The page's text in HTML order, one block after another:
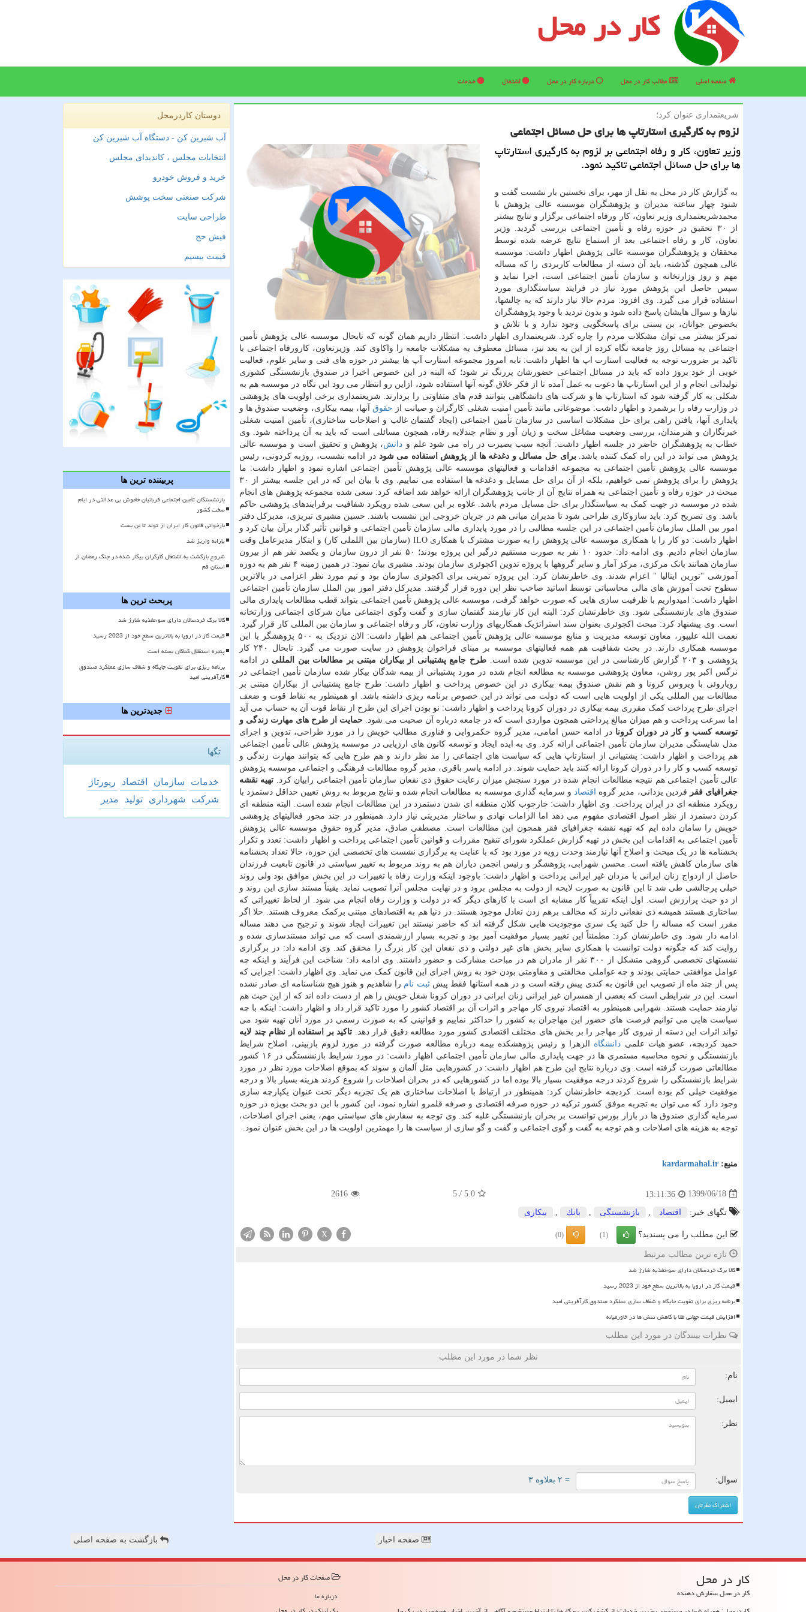
کار در محل
صفحه اصلی مطالب كار در محل درباره كار در محل اشتغال خدمات
شریعتمداری عنوان كرد؛
لزوم به كارگیری استارتاپ ها برای حل مسائل اجتماعی
وزیر تعاون، كار و رفاه اجتماعی بر لزوم به كارگیری استارتاپ
ها برای حل مسائل اجتماعی تاكید نمود.
به گزارش کار در محل به نقل از مهر، برای نخستین بار نشست گفت و
شنود چهار ساعته مدیران و پژوهشگران موسسه عالی پژوهش با
محمدشریعتمداری وزیر تعاون، کار ورفاه اجتماعی برگزار و نتایج بیشتر
از ۳۰ تحقیق در حوزه رفاه و تأمین اجتماعی بررسی گردید. وزیر
تعاون، کار و رفاه اجتماعی بعد از استماع نتایج عرضه شده توسط
محققان و پژوهشگران موسسه عالی پژوهش اظهار داشت: موسسه
عالی همچون گذشته، باید آن دسته از مطالعات کاربردی را که مساله
مهم و روز وزارتخانه و سازمان تأمین اجتماعی است، اجرا نماید و
سپس حاصل این پژوهش مورد نیاز در فرایند سیاستگذاری مورد
استفاده قرار می گیرد. وی افزود: مردم حالا نیاز دارند که به چالشها،
نیازها و سوال هایشان پاسخ داده شود و بدون تردید با وجود پژوهشگران
بخصوص جوانان، بن بستی برای پاسخگویی وجود ندارد و با تلاش و
تمرکز بیشتر می توان مشکلات مردم را چاره کرد. شریعتمداری اظهار داشت: انتظار داریم همان گونه که تابحال موسسه عالی پژوهش تأمین
اجتماعی به مسائل روز جامعه نگاه کرده از این به بعد نیز، مسائل معطوف به مشکلات جامعه را واکاوی کند. وزیرتعاون، کارورفاه اجتماعی با
تاکید بر ضرورت توجه به فعالیت استارت اپ ها اظهار داشت: تابه امروز مجموعه استارت آپ ها بیشتر در حوزه های فنی و سایر علوم، فعالیت
خوبی از خود بروز داده که باید در مسائل اجتماعی حضورشان پررنگ تر شود؛ که البته در این خصوص اخیرا در صندوق بازنشستگی کشوری
تولیداتی انجام و از این استارتاپ ها دعوت به عمل آمده تا از فکر خلاق گونه آنها استفاده شود، ازاین رو انتظار می رود این نگاه در موسسه هم به
شکلی به کار گرفته شود که استارتاپ ها و شرکت های دانشگاهی بتوانند قدم های متفاوتی را بردارند. شریعتمداری برخی اولویت های پژوهشی
در وزارت رفاه را برشمرد و اظهار داشت: موضوعاتی مانند تأمین امنیت شغلی کارگران و صیانت از حقوق آنها، بیمه بیکاری، وضعیت صندوق ها و
پایداری آنها، یافتن راهی برای حل مشکلات اساسی در سازمان تأمین اجتماعی (ایجاد گفتمان غالب و اصلاحات ساختاری)، تأمین امنیت شغلی
خبرنگاران و هنرمندان، بررسی وضعیت مشاغل سخت و زیان آور و نظام چندلایه رفاه، همچون مسائلی است که باید به آن پرداخته شود. وی
خطاب به پژوهشگران حاضر در جلسه اظهار داشت: آنچه سبب بصیرت در راه می شود علم و دانش، پژوهش و تحقیق است و موسسه عالی
پژوهش می تواند در این راه کمک کننده باشد.برای حل مسائل و دغدغه ها از پژوهش استفاده می شود در ادامه نشست، روزبه کردونی، رئیس
موسسه عالی پژوهش تأمین اجتماعی به مجموعه اقدامات و فعالیتهای موسسه عالی پژوهش تأمین اجتماعی اشاره نمود و اظهار داشت: ما
پژوهش را برای پژوهش نمی خواهیم، بلکه از آن برای حل مسایل و دغدغه ها استفاده می نماییم. وی با بیان این که در این جلسه بیشتر از ۳۰
مبحث در حوزه رفاه و تأمین اجتماعی به همراه نتایج آن از جانب پژوهشگران ارائه خواهد شد اضافه کرد: سعی شده مجموعه پژوهش های انجام
شده در موسسه در جهت کمک به سیاستگذار برای حل مسایل مردم باشد. علاوه بر این سعی شده رویکرد شفافیت برفرایندهای پژوهشی حاکم
باشد. وی تصریح کرد: باید سازوکاری طراحی شود تا مدیران میانی هم در جریان خروجی این نشست باشند. حسین مشیری تبریزی، مدیرکل دفتر
امور بین الملل سازمان تأمین اجتماعی در این جلسه مطالبی را در مورد پایداری مالی سازمان تأمین اجتماعی و قوانین تأثیر گذار برآن بیان کرد و
اظهار داشت: دو کار را با همکاری موسسه عالی پژوهش را به صورت مشترک با همکاری ILO (سازمان بین اللملی کار) و ابتکار مدیرعامل وقت
سازمان انجام دادیم. وی ادامه داد: حدود ۱۰ نفر به صورت مستقیم درگیر این پروژه بودند؛ ۵۰ نفر از درون سازمان و یکصد نفر هم از بیرون
سازمان همانند بانک مرکزی، مرکز آمار و سایر گروهها با پروژه تدوین اکچوئری سازمان بودند. مشیری بیان نمود: در همین زمینه ۴ نفر هم به دوره
آموزشی "تورین ایتالیا " اعزام شدند. وی خاطرنشان کرد: این پروژه تمرینی برای اکچوئری سازمان بود و تیم مورد نظر اعزامی در بالاترین
سطوح تحت آموزش های مالی محاسباتی توسط اساتید صاحب نظر این دوره قرار گرفتند. مدیرکل دفتر امور بین الملل سازمان تأمین اجتماعی
اظهار داشت: امیدواریم با ظرفیت سازی هایی که صورت خواهد گرفت، موسسه عالی پژوهش تأمین اجتماعی بتواند قطب مطالعات پایداری مالی
صندوق های بازنشستگی شود. وی خاطرنشان کرد: البته این کار نیازمند گفتمان سازی و گفت وگوی اجتماعی میان شرکای اجتماعی وزارتخانه
است. وی پیشنهاد کرد: مبحث اکچوئری بعنوان سند استراتژیک همکاریهای وزارت تعاون، کار و رفاه اجتماعی و سازمان بین المللی کار قرار گیرد.
نعمت الله علیپور، معاون توسعه مدیریت و منابع موسسه عالی پژوهش تأمین اجتماعی هم اظهار داشت: الان نزدیک به ۵۰۰ پژوهشگر با این
موسسه همکاری دارند. در بحث شفافیت هم همه فعالیتهای موسسه بر مبنای فراخوان پژوهش در سایت صورت می گیرد. تابحال ۲۴۰ کار
پژوهشی و ۲۰۳ گزارش کارشناسی در این موسسه تدوین شده است.
طرح جامع پشتیبانی از بیکاران مبتنی بر مطالعات بین المللی در ادامه
نرگس اکبر پور روشن، معاون پژوهشی موسسه به مطالعه انجام شده در مورد پشتیبانی از بیمه شدگان بیکار شده سازمان تأمین اجتماعی در
رویاروئی با ویروس کرونا و هم نقش صندوق بیمه بیکاری در این خصوص پرداخت و اظهار داشت: طرح جامع پشتیبانی از بیکاران مبتنی بر
مطالعات بین المللی یکی از اولویت هایی است که دولت می تواند در این خصوص برنامه ریزی داشته باشد. او همینطور به نقاط قوت و ضعف
اجرای طرح پرداخت کمک مقرری بیمه بیکاری در دوران کرونا پرداخت و اظهار داشت: نو بودن اجرای این طرح از نقاط قوت آن به حساب می آید
اما سرعت پرداخت و هم میزان مبالغ پرداختی همچون مواردی است که در جامعه درباره آن صحبت می شود. حمایت از طرح های مهارت زندگی و
توسعه کسب و کار در دوران کرونا در ادامه حسن امامی، مدیر گروه حکمروایی و فناوری مطالب خویش را در مورد طراحی، تدوین و اجرای
مدل شایستگی مدیران سازمان تأمین اجتماعی ارائه کرد. وی به ایده ایجاد و توسعه کانون های ارزیابی در موسسه پژوهش عالی تأمین اجتماعی
هم پرداخت و اظهار داشت: پشتیبانی از استارتاپ هایی که سیاست های اجتماعی را مد نظر دارند و هم طرح هایی که بتوانند مهارت زندگی و
توسعه کسب و کار را در دوران کرونا ارائه کنند باید حمایت شوند. در ادامه یاسر باقری، مدیر گروه مطالعات فرهنگی و اجتماعی موسسه پژوهش
عالی تأمین اجتماعی هم نتیجه مطالعات انجام شده در مورد سنجش میزان رعایت حقوق ذی نفعان سازمان تأمین اجتماعی رابیان کرد. تهیه نقشه
جغرافیای فقر فردین یزدانی، مدیر گروه اقتصادو سرمایه گذاری موسسه به مطالعات انجام شده و نتایج مربوط به روش تعیین حداقل دستمزد با
رویکرد منطقه ای در ایران پرداخت. وی اظهار داشت: چارچوب کلان منطقه ای شدن دستمزد در این مطالعات انجام شده است. البته منطقه ای
کردن دستمزد از نظر اصول اقتصادی مفهوم می دهد اما الزامات نهادی و ساختار مدیریتی نیاز دارد. همینطور در چند محور فعالیتهای پژوهشی
خویش را سامان داده ایم که تهیه نقشه جغرافیای فقر همچون این مطالعات است. مصطفی صادق، مدیر گروه حقوق موسسه عالی پژوهش
تأمین اجتماعی به اقدامات این بخش در تهیه گزارش عملکرد شورای تنقیح مقررات و قوانین تأمین اجتماعی پرداخت و اظهار داشت: تعدد و تکرار
بخشنامه ها در یک مبحث و اصلاح آنها نیازمند وحدت رویه در مورد بود که با عنایت به برگزاری نشست های تخصصی این حوزه، حالا تعداد بخشنامه
های سازمان کاهش یافته است. محسن شهرابی، پژوهشگر و رئیس انجمن دیاران هم به روند مربوط به تغییر سیاستی در قانون تابعیت فرزندان
حاصل از ازدواج زنان ایرانی با مردان غیر ایرانی پرداخت و اظهار داشت: باوجود اینکه وزارت رفاه با تغییرات در این بخش موافق بود ولی روند
خیلی پرچالشی طی شد تا این قانون به صورت لایحه از دولت به مجلس برود و در نهایت مجلس آنرا تصویب نماید. یقیناً مستند سازی این روند و
از دو حیث پرارزش است. اول اینکه تقریباً کار مشابه ای است با کارهای دیگر که در دولت و وزارت رفاه انجام می شود. از لحاظ تغییراتی که
ساختاری هستند همیشه ذی نفعانی دارند که مخالف برهم زدن تعادل موجود هستند. در دنیا هم به اقتصادهای مبتنی برکمک معروف هستند. حلا اگر
مقرر است که مساله را حل کنید یک سری موجودیت هایی شکل گرفته اند که حاضر نیستند این تغییرات ایجاد شوند و ترجیح می دهند مساله
ادامه دار شود. وی خاطرنشان کرد: مطمئناً این تغییر بسیار موفقیت آمیز بود و تجربه بسیار ارزشمندی است که می تواند مستندسازی شده و
روایت کند که چگونه دولت توانست با همکاری سایر بخش های غیر دولتی و ذی نفعان این کار بزرگ را محقق کند. وی ادامه داد: در برگزاری
نشستهای تخصصی گروهی متشکل از ۳۰۰ نفر از مادران هم در مباحث مشارکت و حضور داشتند. وی ادامه داد: شناخت این فرآیند و اینکه چه
عوامل موافقتی حمایتی بودند و چه عواملی مخالفتی و مقاومتی بودن خود به روش اجرای این قانون کمک می نماید. وی اظهار داشت: اجرایی که
پس از چند ماه از تصویب این قانون به کندی پیش رفته است و در همه استانها فقط پیشثبت نام را شاهدیم و هنوز هیچ شناسنامه ای صادر نشده
است. این در شرایطی است که بعضی از همسران غیر ایرانی زنان ایرانی در دوران کرونا شغل خویش را هم از دست داده اند که از این حیث هم
نیازمند حمایت هستند. شهرابی همینطور به اقتصاد نیروی کار مهاجر و اثرات آن بر اقتصاد کشور را مورد تاکید قرار داد و اظهار داشت: اینکه با چه
سیاست هایی می توانیم فرصت های حضور این مهاجران به کشور را حداکثر نماییم و قوانینی که به صورت رسمی در مورد آنان تهیه شود می
تواند اثرات این دسته از نیروی کار مهاجر را بر بخش های مختلف اقتصادی کشور مورد مطالعه دقیق قرار دهد. تاکید بر استفاده از نظام چند لایه
حمید کردبچه، عضو هیات علمی دانشگاه الزهرا و رئیس پژوهشکده بیمه درباره مطالعه صورت گرفته در مورد لزوم بازبینی، اصلاح شرایط
بازنشستگی و نحوه محاسبه مستمری ها در جهت پایداری مالی سازمان تأمین اجتماعی اظهار داشت: در مورد شرایط بازنشستگی در ۱۶ کشور
مطالعاتی صورت گرفته است. وی درباره نتایج این طرح هم اظهار داشت: در کشورهایی مثل آلمان و سوئد که بموقع اصلاحات مورد نظر در مورد
شرایط بازنشستگی را شروع کردند درجه موفقیت بسیار بالا بوده اما در کشورهایی که در بحران اصلاحات را شروع کردند هزینه بسیار بالا و درجه
موفقیت خیلی کم بوده است. کردبچه خاطرنشان کرد: همینطور در ارتباط با اصلاحات ساختاری هم یک تجربه دیگر تحت عنوان یکپارچه سازی
وجود دارد که می توان به تجربه موفق کشور ترکیه در حوزه صرفه اقتصادی و صرفه قلمرو اشاره نمود، این کشور با این دو بحث بویژه در حوزه
سرمایه گذاری صندوق ها در بازار بورس توانست بر بحران بازنشستگی غلبه کند. وی توجه به سفارش های سیاستی مهم، یعنی اجرای اصلاحات،
توجه به هزینه های اصلاحات و هم توجه به گفت و گوی اجتماعی و گفت و گو سازی از سیاست ها را مهمترین اولویت ها در این بخش عنوان نمود.
منبع: kardarmahal.ir
1399/06/18
13:11:36
5.0
/
5
2616
تگهای خبر: اقتصاد بازنشستگی بانك بیكاری
این مطلب را می پسندید؟ (1)
(0)
X
تازه ترین مطالب مرتبط
کالا برگ خردسالان دارای سوءتغذیه شارژ شد
قیمت گاز در اروپا به بالاترین سطح خود از 2023 رسید
برنامه ریزی برای تقویت جایگاه و شفاف سازی عملکرد صندوق کارآفرینی امید
افزایش قیمت جهانی طلا با کاهش تنش ها در خاورمیانه
نظرات بینندگان در مورد این مطلب
نظر شما در مورد این مطلب
نام:
ایمیل:
نظر:
سوال: = ۲ بعلاوه ۳
دوستان کاردرمحل
آب شیرین کن - دستگاه آب شیرین کن
انتخابات مجلس ، کاندیدای مجلس
خرید و فروش خودرو
شرکت صنعتی سخت پوشش
طراحی سایت
فیش حج
قیمت بیسیم
پربیننده ترین ها
بازنشستگان تأمین اجتماعی قربانیان خاموش بی عدالتی در ایام
سخت کشور
بازخوانی قانون کار ایران از تولد تا بن بست
یارانه واریز شد
شروع بازگشت به اشتغال کارگران بیکار شده در جنگ رمضان از
استان قم
پربحث ترین ها
کالا برگ خردسالان دارای سوءتغذیه شارژ شد
قیمت گاز در اروپا به بالاترین سطح خود از 2023 رسید
پنجره استقلال کماکان بسته است
برنامه ریزی برای تقویت جایگاه و شفاف سازی عملکرد صندوق
کارآفرینی امید
جدیدترین ها
تگها
خدمات سازمان اقتصاد
رپورتاژ
شركت
شهرداری تولید مدیر
صفحه اخبار بازگشت به صفحه اصلی
كار در محل
کار در محل سفارش دهنده
صفحات كار در محل
درباره ما